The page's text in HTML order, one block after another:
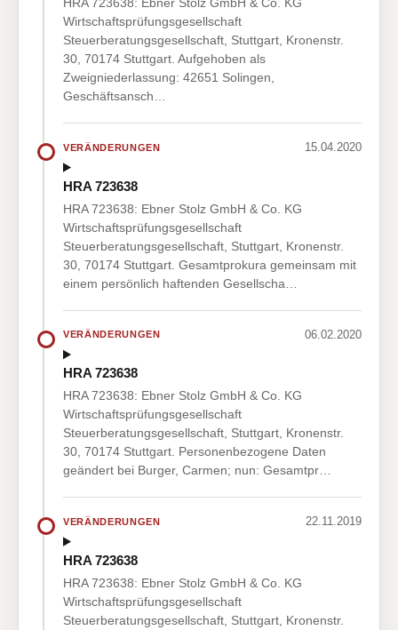
HRA 723638: Ebner Stolz GmbH & Co. KG
Wirtschaftsprüfungsgesellschaft
Steuerberatungsgesellschaft, Stuttgart, Kronenstr.
30, 70174 Stuttgart. Aufgehoben als
Zweigniederlassung: 42651 Solingen,
Geschäftsansch…
VERÄNDERUNGEN 15.04.2020
HRA 723638
HRA 723638: Ebner Stolz GmbH & Co. KG
Wirtschaftsprüfungsgesellschaft
Steuerberatungsgesellschaft, Stuttgart, Kronenstr.
30, 70174 Stuttgart. Gesamtprokura gemeinsam mit
einem persönlich haftenden Gesellscha…
VERÄNDERUNGEN 06.02.2020
HRA 723638
HRA 723638: Ebner Stolz GmbH & Co. KG
Wirtschaftsprüfungsgesellschaft
Steuerberatungsgesellschaft, Stuttgart, Kronenstr.
30, 70174 Stuttgart. Personenbezogene Daten
geändert bei Burger, Carmen; nun: Gesamtpr…
VERÄNDERUNGEN 22.11.2019
HRA 723638
HRA 723638: Ebner Stolz GmbH & Co. KG
Wirtschaftsprüfungsgesellschaft
Steuerberatungsgesellschaft, Stuttgart, Kronenstr.